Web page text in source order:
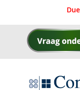
Ga
naar
inhoud